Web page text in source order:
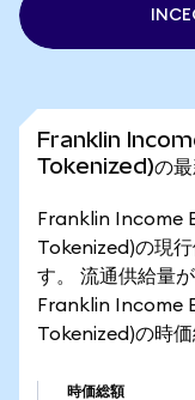
Franklin
Tokenized)の最
Franklin Income
Tokenized)の現
す。 流通供給量
Franklin Income
Tokenized)の時
時価総額